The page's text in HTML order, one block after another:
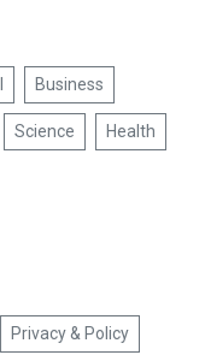
Business
Science Health
Privacy & Policy